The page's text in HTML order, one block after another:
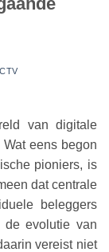
CTV
van digitale
eens begon
pioniers, is
dat centrale
beleggers
de evolutie van
vereist niet